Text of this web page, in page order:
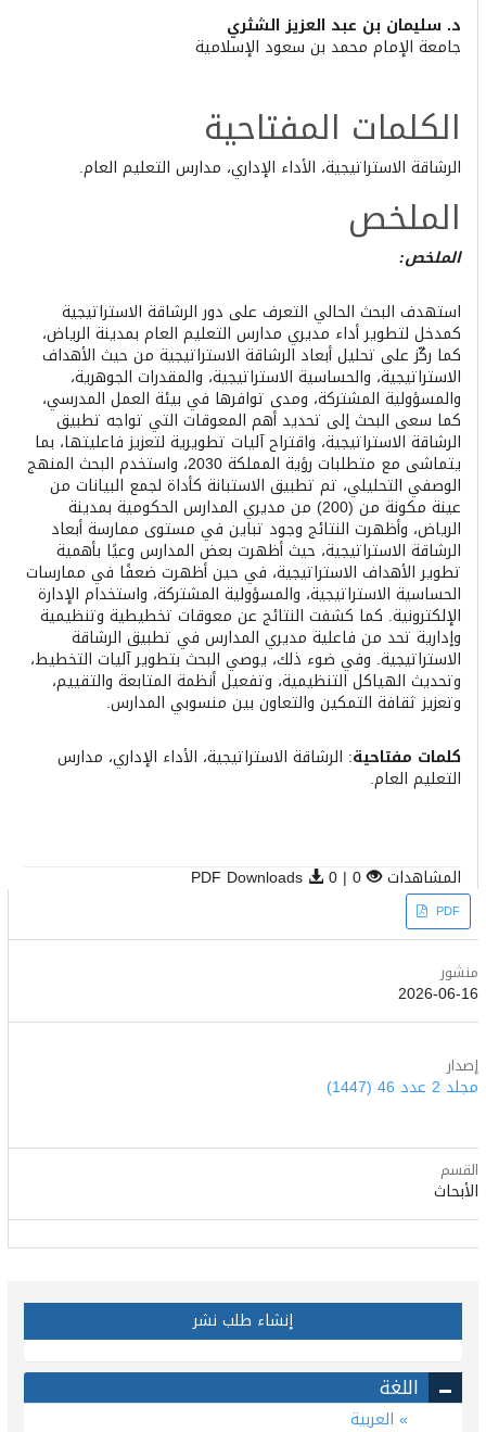
Main
Article
Content
د. سليمان بن عبد العزيز الشثري
جامعة الإمام محمد بن سعود الإسلامية
الكلمات المفتاحية
الرشاقة الاستراتيجية، الأداء الإداري، مدارس التعليم العام.
الملخص
الملخص:
استهدف البحث الحالي التعرف على دور الرشاقة الاستراتيجية
كمدخل لتطوير أداء مديري مدارس التعليم العام بمدينة الرياض،
كما ركّز على تحليل أبعاد الرشاقة الاستراتيجية من حيث الأهداف
الاستراتيجية، والحساسية الاستراتيجية، والمقدرات الجوهرية،
والمسؤولية المشتركة، ومدى توافرها في بيئة العمل المدرسي،
كما سعى البحث إلى تحديد أهم المعوقات التي تواجه تطبيق
الرشاقة الاستراتيجية، واقتراح آليات تطويرية لتعزيز فاعليتها، بما
يتماشى مع متطلبات رؤية المملكة 2030، واستخدم البحث المنهج
الوصفي التحليلي، تم تطبيق الاستبانة كأداة لجمع البيانات من
عينة مكونة من (200) من مديري المدارس الحكومية بمدينة
الرياض، وأظهرت النتائج وجود تباين في مستوى ممارسة أبعاد
الرشاقة الاستراتيجية، حيث أظهرت بعض المدارس وعيًا بأهمية
تطوير الأهداف الاستراتيجية، في حين أظهرت ضعفًا في ممارسات
الحساسية الاستراتيجية، والمسؤولية المشتركة، واستخدام الإدارة
الإلكترونية. كما كشفت النتائج عن معوقات تخطيطية وتنظيمية
وإدارية تحد من فاعلية مديري المدارس في تطبيق الرشاقة
الاستراتيجية. وفي ضوء ذلك، يوصي البحث بتطوير آليات التخطيط،
وتحديث الهياكل التنظيمية، وتفعيل أنظمة المتابعة والتقييم،
وتعزيز ثقافة التمكين والتعاون بين منسوبي المدارس.
كلمات مفتاحية: الرشاقة الاستراتيجية، الأداء الإداري، مدارس
التعليم العام.
المشاهدات 0 | PDF Downloads
0 Article
Sidebar
PDF
منشور
2026-06-16
إصدار
مجلد 2 عدد 46 (1447)
القسم
الأبحاث
إنشاء طلب نشر
اللغة
العربية